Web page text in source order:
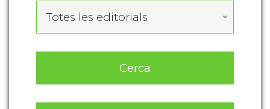
Totes les editorials
Cerca